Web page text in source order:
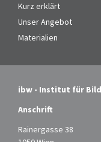
Kurz erklärt
Unser Angebot
Materialien
ibw - Institut für
Anschrift
Rainergasse 38